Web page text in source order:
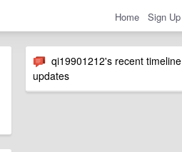
Home Sign Up
qi19901212's recent timeline
updates